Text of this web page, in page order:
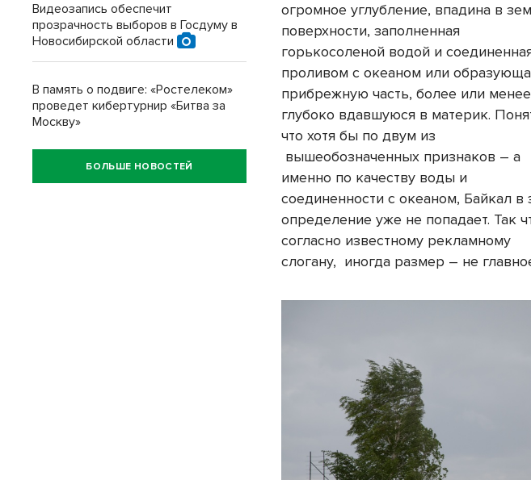
огромное углубление, впадина в
поверхности, заполненная
горькосоленой водой и
проливом с океаном или
прибрежную часть, более или менее
глубоко вдавшуюся в материк.
что хотя бы по двум из
вышеобозначенных признаков – а
именно по качеству воды и
соединенности с океаном, Байкал в
определение уже не попадает. Так
согласно известному рекламному
слогану, иногда размер – не
Видеозапись обеспечит
прозрачность выборов в Госдуму в
Новосибирской области
В память о подвиге: «Ростелеком»
проведет кибертурнир «Битва за
Москву»
БОЛЬШЕ НОВОСТЕЙ